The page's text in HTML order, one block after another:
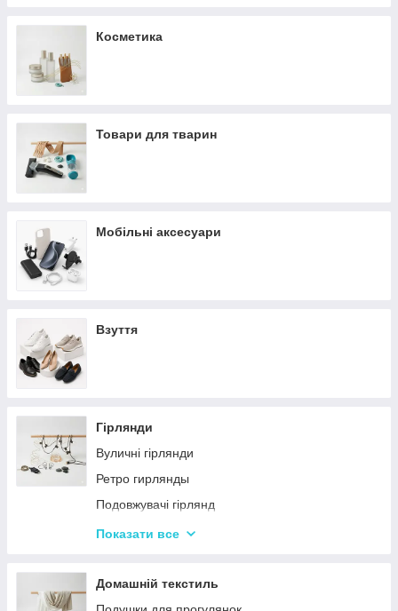
Косметика
Товари для тварин
Мобільні аксесуари
Взуття
Гірлянди
Вуличні гірлянди
Ретро гирлянды
Подовжувачі гірлянд
Хатні гірлянди
Показати все
Домашній текстиль